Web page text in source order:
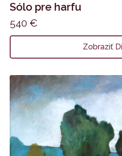
Sólo pre harfu
540 €
Zobraziť